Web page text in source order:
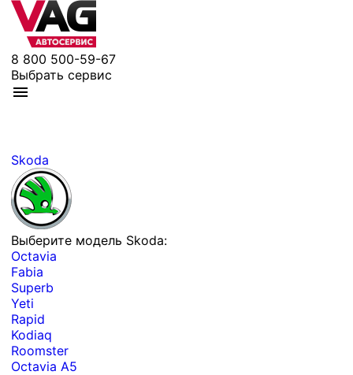
8 800 500-59-67
Выбрать сервис
Skoda
Выберите модель Skoda:
Octavia
Fabia
Superb
Yeti
Rapid
Kodiaq
Roomster
Octavia A5